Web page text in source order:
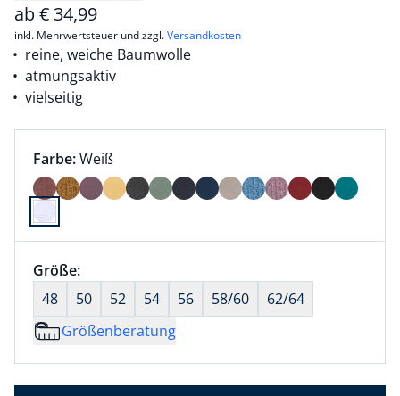
ab€ 34,99
inkl. Mehrwertsteuer und zzgl.Versandkosten
reine, weiche Baumwolle
atmungsaktiv
vielseitig
Farbauswahl:
Farbe:aktuell ausgewählt:
Weiß
Farbe Weiß ausgewählt
Größenauswahl:
Größe:nichts ausgewählt
48
50 52 54 56 58/60
62/64
Größenberatung